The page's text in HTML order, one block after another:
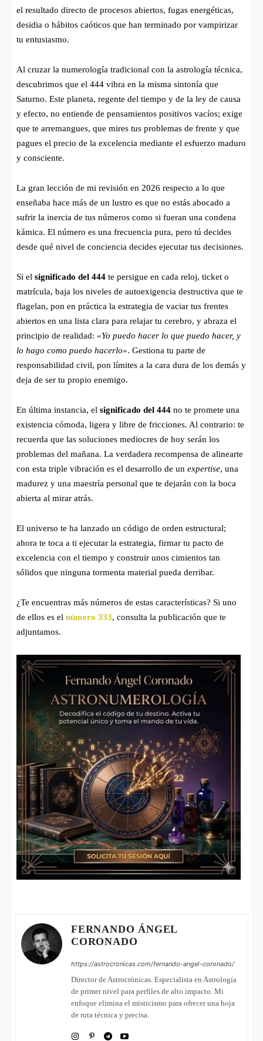
el resultado directo de procesos abiertos, fugas energéticas,
desidia o hábitos caóticos que han terminado por vampirizar
tu entusiasmo.
Al cruzar la numerología tradicional con la astrología técnica,
descubrimos que el 444 vibra en la misma sintonía que
Saturno. Este planeta, regente del tiempo y de la ley de causa
y efecto, no entiende de pensamientos positivos vacíos; exige
que te arremangues, que mires tus problemas de frente y que
pagues el precio de la excelencia mediante el esfuerzo maduro
y consciente.
La gran lección de mi revisión en 2026 respecto a lo que
enseñaba hace más de un lustro es que no estás abocado a
sufrir la inercia de tus números como si fueran una condena
kámica. El número es una frecuencia pura, pero tú decides
desde qué nivel de conciencia decides ejecutar tus decisiones.
Si el significado del 444 te persigue en cada reloj, ticket o
matrícula, baja los niveles de autoexigencia destructiva que te
flagelan, pon en práctica la estrategia de vaciar tus frentes
abiertos en una lista clara para relajar tu cerebro, y abraza el
principio de realidad: «Yo puedo hacer lo que puedo hacer, y
lo hago como puedo hacerlo». Gestiona tu parte de
responsabilidad civil, pon límites a la cara dura de los demás y
deja de ser tu propio enemigo.
En última instancia, el significado del 444 no te promete una
existencia cómoda, ligera y libre de fricciones. Al contrario: te
recuerda que las soluciones mediocres de hoy serán los
problemas del mañana. La verdadera recompensa de alinearte
con esta triple vibración es el desarrollo de un expertise, una
madurez y una maestría personal que te dejarán con la boca
abierta al mirar atrás.
El universo te ha lanzado un código de orden estructural;
ahora te toca a ti ejecutar la estrategia, firmar tu pacto de
excelencia con el tiempo y construir unos cimientos tan
sólidos que ninguna tormenta material pueda derribar.
¿Te encuentras más números de estas características? Si uno
de ellos es el número 333, consulta la publicación que te
adjuntamos.
FERNANDO ÁNGEL
CORONADO
https://astrocronicas.com/fernando-angel-coronado/
Director de Astrocrónicas. Especialista en Astrología
de primer nivel para perfiles de alto impacto. Mi
enfoque elimina el misticismo para ofrecer una hoja
de ruta técnica y precisa.